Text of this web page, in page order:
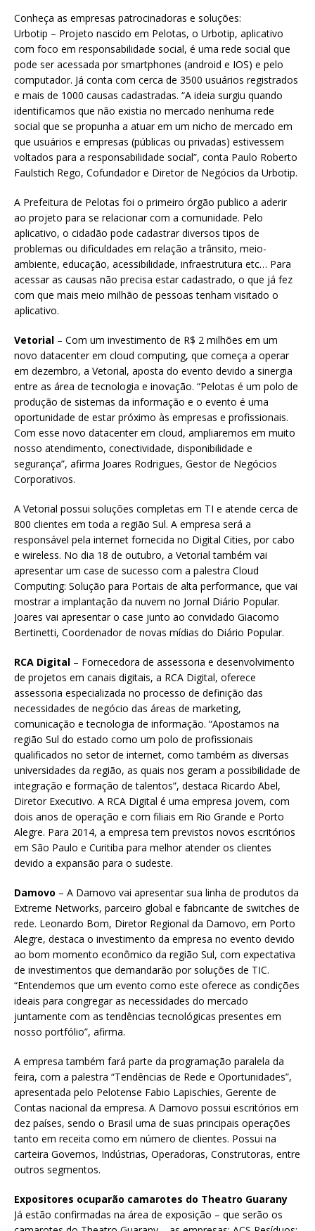
Conheça as empresas patrocinadoras e soluções:
Urbotip – Projeto nascido em Pelotas, o Urbotip, aplicativo
com foco em responsabilidade social, é uma rede social que
pode ser acessada por smartphones (android e IOS) e pelo
computador. Já conta com cerca de 3500 usuários registrados
e mais de 1000 causas cadastradas. “A ideia surgiu quando
identificamos que não existia no mercado nenhuma rede
social que se propunha a atuar em um nicho de mercado em
que usuários e empresas (públicas ou privadas) estivessem
voltados para a responsabilidade social”, conta Paulo Roberto
Faulstich Rego, Cofundador e Diretor de Negócios da Urbotip.
A Prefeitura de Pelotas foi o primeiro órgão publico a aderir
ao projeto para se relacionar com a comunidade. Pelo
aplicativo, o cidadão pode cadastrar diversos tipos de
problemas ou dificuldades em relação a trânsito, meio-
ambiente, educação, acessibilidade, infraestrutura etc… Para
acessar as causas não precisa estar cadastrado, o que já fez
com que mais meio milhão de pessoas tenham visitado o
aplicativo.
Vetorial – Com um investimento de R$ 2 milhões em um
novo datacenter em cloud computing, que começa a operar
em dezembro, a Vetorial, aposta do evento devido a sinergia
entre as área de tecnologia e inovação. “Pelotas é um polo de
produção de sistemas da informação e o evento é uma
oportunidade de estar próximo às empresas e profissionais.
Com esse novo datacenter em cloud, ampliaremos em muito
nosso atendimento, conectividade, disponibilidade e
segurança”, afirma Joares Rodrigues, Gestor de Negócios
Corporativos.
A Vetorial possui soluções completas em TI e atende cerca de
800 clientes em toda a região Sul. A empresa será a
responsável pela internet fornecida no Digital Cities, por cabo
e wireless. No dia 18 de outubro, a Vetorial também vai
apresentar um case de sucesso com a palestra Cloud
Computing: Solução para Portais de alta performance, que vai
mostrar a implantação da nuvem no Jornal Diário Popular.
Joares vai apresentar o case junto ao convidado Giacomo
Bertinetti, Coordenador de novas mídias do Diário Popular.
RCA Digital – Fornecedora de assessoria e desenvolvimento
de projetos em canais digitais, a RCA Digital, oferece
assessoria especializada no processo de definição das
necessidades de negócio das áreas de marketing,
comunicação e tecnologia de informação. “Apostamos na
região Sul do estado como um polo de profissionais
qualificados no setor de internet, como também as diversas
universidades da região, as quais nos geram a possibilidade de
integração e formação de talentos”, destaca Ricardo Abel,
Diretor Executivo. A RCA Digital é uma empresa jovem, com
dois anos de operação e com filiais em Rio Grande e Porto
Alegre. Para 2014, a empresa tem previstos novos escritórios
em São Paulo e Curitiba para melhor atender os clientes
devido a expansão para o sudeste.
Damovo – A Damovo vai apresentar sua linha de produtos da
Extreme Networks, parceiro global e fabricante de switches de
rede. Leonardo Bom, Diretor Regional da Damovo, em Porto
Alegre, destaca o investimento da empresa no evento devido
ao bom momento econômico da região Sul, com expectativa
de investimentos que demandarão por soluções de TIC.
“Entendemos que um evento como este oferece as condições
ideais para congregar as necessidades do mercado
juntamente com as tendências tecnológicas presentes em
nosso portfólio”, afirma.
A empresa também fará parte da programação paralela da
feira, com a palestra “Tendências de Rede e Oportunidades”,
apresentada pelo Pelotense Fabio Lapischies, Gerente de
Contas nacional da empresa. A Damovo possui escritórios em
dez países, sendo o Brasil uma de suas principais operações
tanto em receita como em número de clientes. Possui na
carteira Governos, Indústrias, Operadoras, Construtoras, entre
outros segmentos.
Expositores ocuparão camarotes do Theatro Guarany
Já estão confirmadas na área de exposição – que serão os